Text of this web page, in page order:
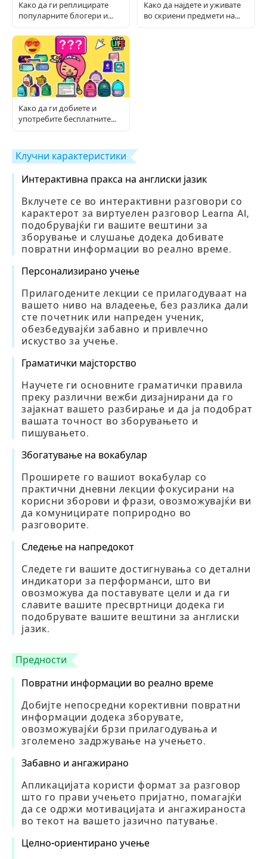
Како да ги реплицирате
популарните блогери и
Како да најдете и уживате
во скриени предмети на
Како да ги добиете и
употребите бесплатните
Клучни карактеристики
Интерактивна пракса на англиски јазик
Вклучете се во интерактивни разговори со
карактерот за виртуелен разговор Learna AI,
подобрувајќи ги вашите вештини за
зборување и слушање додека добивате
повратни информации во реално време.
Персонализирано учење
Прилагодените лекции се прилагодуваат на
вашето ниво на владеење, без разлика дали
сте почетник или напреден ученик,
обезбедувајќи забавно и привлечно
искуство за учење.
Граматички мајсторство
Научете ги основните граматички правила
преку различни вежби дизајнирани да го
зајакнат вашето разбирање и да ја подобрат
вашата точност во зборувањето и
пишувањето.
Збогатување на вокабулар
Проширете го вашиот вокабулар со
практични дневни лекции фокусирани на
корисни зборови и фрази, овозможувајќи ви
да комуницирате поприродно во
разговорите.
Следење на напредокот
Следете ги вашите достигнувања со детални
индикатори за перформанси, што ви
овозможува да поставувате цели и да ги
славите вашите пресвртници додека ги
подобрувате вашите вештини за англиски
јазик.
Предности
Повратни информации во реално време
Добијте непосредни корективни повратни
информации додека зборувате,
овозможувајќи брзи прилагодувања и
зголемено задржување на учењето.
Забавно и ангажирано
Апликацијата користи формат за разговор
што го прави учењето пријатно, помагајќи
да се одржи мотивацијата и ангажираноста
во текот на вашето јазично патување.
Целно-ориентирано учење